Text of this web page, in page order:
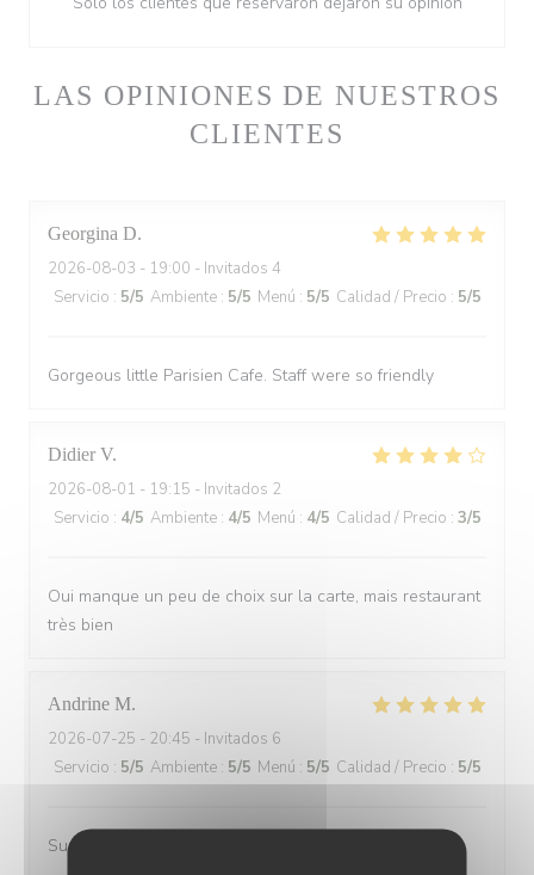
LAS OPINIONES DE NUESTROS
CLIENTES
Georgina D
2026-08-03 - 19:00 - Invitados 4
Servicio : 5/5 Ambiente : 5/5 Menú : 5/5 Calidad / Precio : 5/5
Gorgeous little Parisien Cafe. Staff were so friendly
Didier V
2026-08-01 - 19:15 - Invitados 2
Servicio : 4/5 Ambiente : 4/5 Menú : 4/5 Calidad / Precio : 3/5
Oui manque un peu de choix sur la carte, mais restaurant
très bien
Andrine M
2026-07-25 - 20:45 - Invitados 6
Servicio : 5/5 Ambiente : 5/5 Menú : 5/5 Calidad / Precio : 5/5
Super accueil, restaurant avec une terrasse sympa